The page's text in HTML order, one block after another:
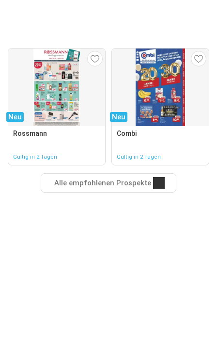
Neu
Rossmann
Gültig in 2 Tagen
Neu
Combi
Gültig in 2 Tagen
Alle empfohlenen Prospekte